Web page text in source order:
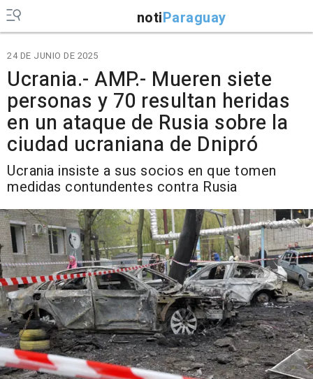
notiParaguay
24 DE JUNIO DE 2025
Ucrania.- AMP.- Mueren siete
personas y 70 resultan heridas
en un ataque de Rusia sobre la
ciudad ucraniana de Dnipró
Ucrania insiste a sus socios en que tomen
medidas contundentes contra Rusia